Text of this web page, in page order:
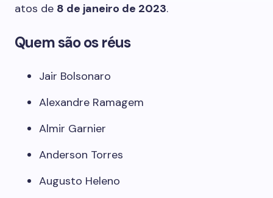
atos de 8 de janeiro de 2023.
Quem são os réus
Jair Bolsonaro
Alexandre Ramagem
Almir Garnier
Anderson Torres
Augusto Heleno